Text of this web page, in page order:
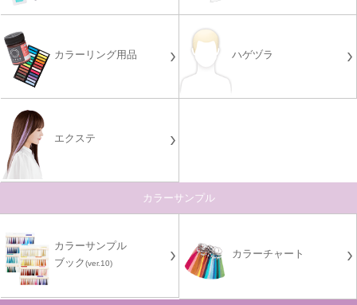
カラーリング用品 ハゲヅラ
エクステ
カラーサンプル
カラーサンプル
ブック(ver.10)
カラーチャート